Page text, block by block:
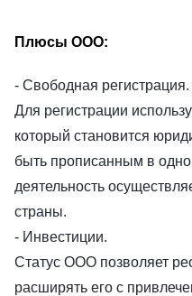
Плюсы ООО:
- Свободная регистрация.
Для регистрации
который становится
быть прописанным в
деятельность
страны.
- Инвестиции.
Статус ООО позволяет
расширять его с